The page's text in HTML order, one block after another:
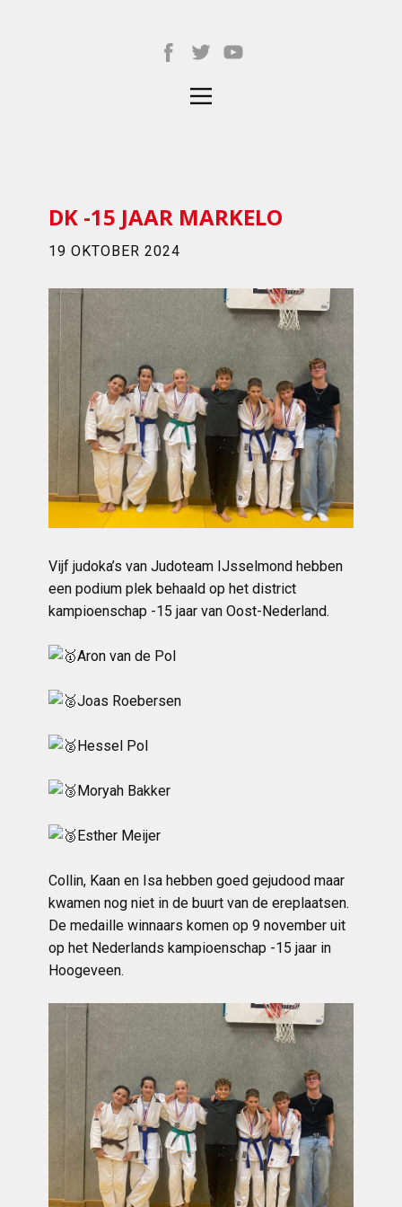
DK -15 JAAR MARKELO
19 OKTOBER 2024
Vijf judoka’s van Judoteam IJsselmond hebben
een podium plek behaald op het district
kampioenschap -15 jaar van Oost-Nederland.
Aron van de Pol
Joas Roebersen
Hessel Pol
Moryah Bakker
Esther Meijer
Collin, Kaan en Isa hebben goed gejudood maar
kwamen nog niet in de buurt van de ereplaatsen.
De medaille winnaars komen op 9 november uit
op het Nederlands kampioenschap -15 jaar in
Hoogeveen.